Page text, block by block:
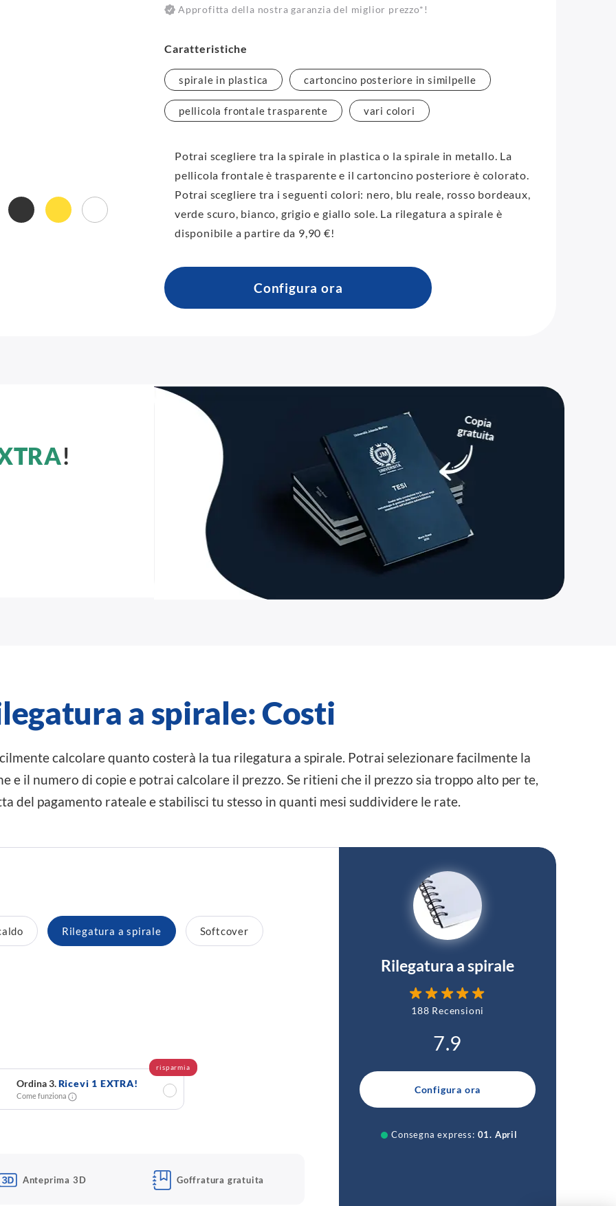
Approfitta della nostra garanzia del miglior prezzo*!
Caratteristiche
spirale in plastica cartoncino posteriore in similpelle
pellicola frontale trasparente vari colori
Potrai scegliere tra la spirale in plastica o la spirale in metallo. La
pellicola frontale è trasparente e il cartoncino posteriore è colorato.
Potrai scegliere tra i seguenti colori: nero, blu reale, rosso bordeaux,
verde scuro, bianco, grigio e giallo sole. La rilegatura a spirale è
disponibile a partire da 9,90 €!
Configura ora
!
a spirale: Costi
calcolare quanto costerà la tua rilegatura a spirale. Potrai selezionare facilmente la
e il numero di copie e potrai calcolare il prezzo. Se ritieni che il prezzo sia troppo alto per te,
del pagamento rateale e stabilisci tu stesso in quanti mesi suddividere le rate.
Rilegatura a spirale Softcover
risparmia
Ordina 3.Ricevi 1 EXTRA!
Come funziona
Anteprima 3D Goffratura gratuita
Rilegatura a spirale
188 Recensioni
7.9
Configura ora
Consegna express: 01. April